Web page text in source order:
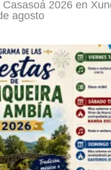
Casasoá 2026 en
agosto